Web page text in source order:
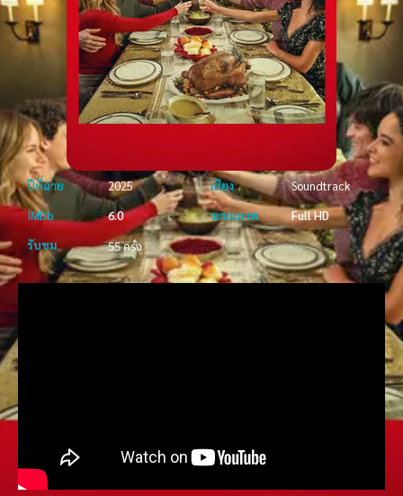
ปีที่ฉาย 2025 เสียง
Soundtrack
IMDb
6.0 ระบบภาพ
Full HD
รับชม
55 ครั้ง